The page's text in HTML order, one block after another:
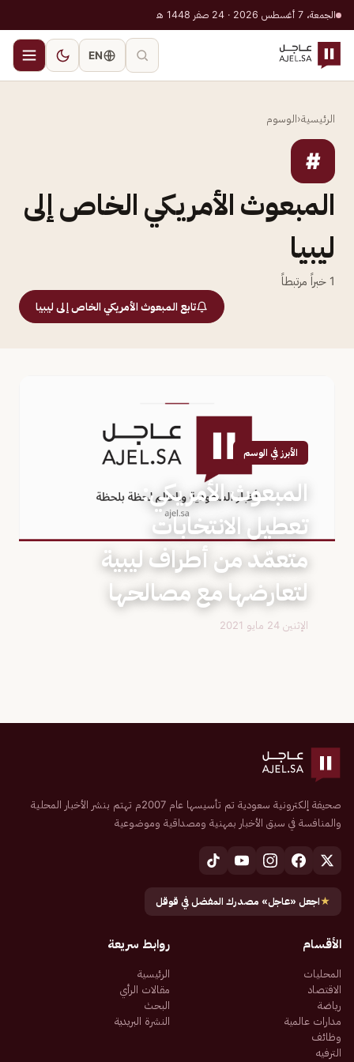
الجمعة، 7 أغسطس 2026 · 24 صفر 1448 هـ
EN
الرئيسية‹الوسوم
#
المبعوث الأمريكي الخاص إلى
ليبيا
1 خبراً مرتبطاً
تابع المبعوث الأمريكي الخاص إلى ليبيا
الأبرز في الوسم
المبعوث الأمريكي:
تعطيل الانتخابات
متعمّد من أطراف ليبية
لتعارضها مع مصالحها
الإثنين 24 مايو 2021
صحيفة إلكترونية سعودية تم تأسيسها عام 2007م تهتم بنشر الأخبار المحلية
والمنافسة في سبق الأخبار بمهنية ومصداقية وموضوعية
★اجعل «عاجل» مصدرك المفضل في قوقل
الأقسام
المحليات
الاقتصاد
رياضة
مدارات عالمية
وظائف
الترفيه
روابط سريعة
الرئيسية
مقالات الرأي
البحث
النشرة البريدية